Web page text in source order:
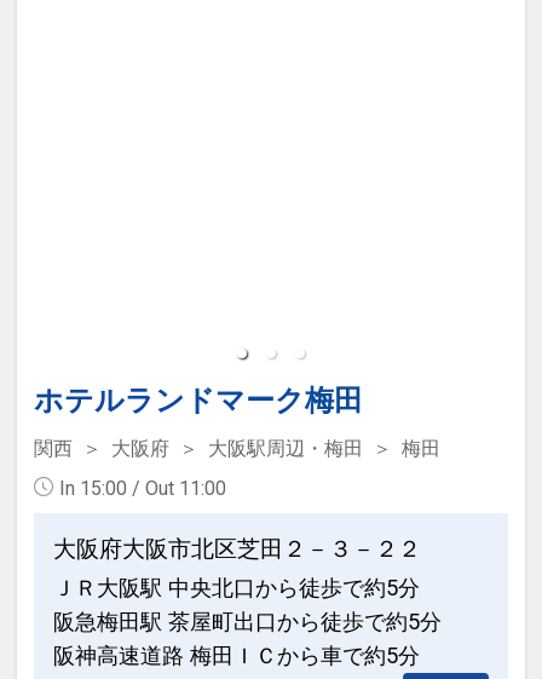
ホテルランドマーク梅田
関西 大阪府 大阪駅周辺・梅田
梅田
In 15:00 / Out 11:00
大阪府大阪市北区芝田２－３－２２
ＪＲ大阪駅 中央北口から徒歩で約5分
阪急梅田駅 茶屋町出口から徒歩で約5分
阪神高速道路 梅田ＩＣから車で約5分